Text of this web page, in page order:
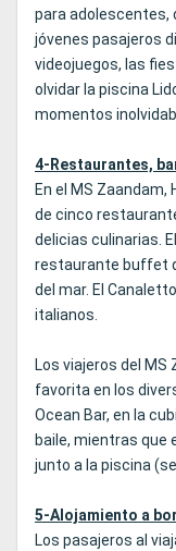
para adolescentes,
jóvenes pasajeros
videojuegos, las
olvidar la piscina
momentos
4-Restaurantes,
En el MS
de cinco
delicias culinarias.
restaurante buffet
del mar. El
italianos.
Los viajeros del
favorita en los
Ocean Bar, en la
baile, mientras que
junto a la piscina
5-Alojamiento a
Los pasajeros al